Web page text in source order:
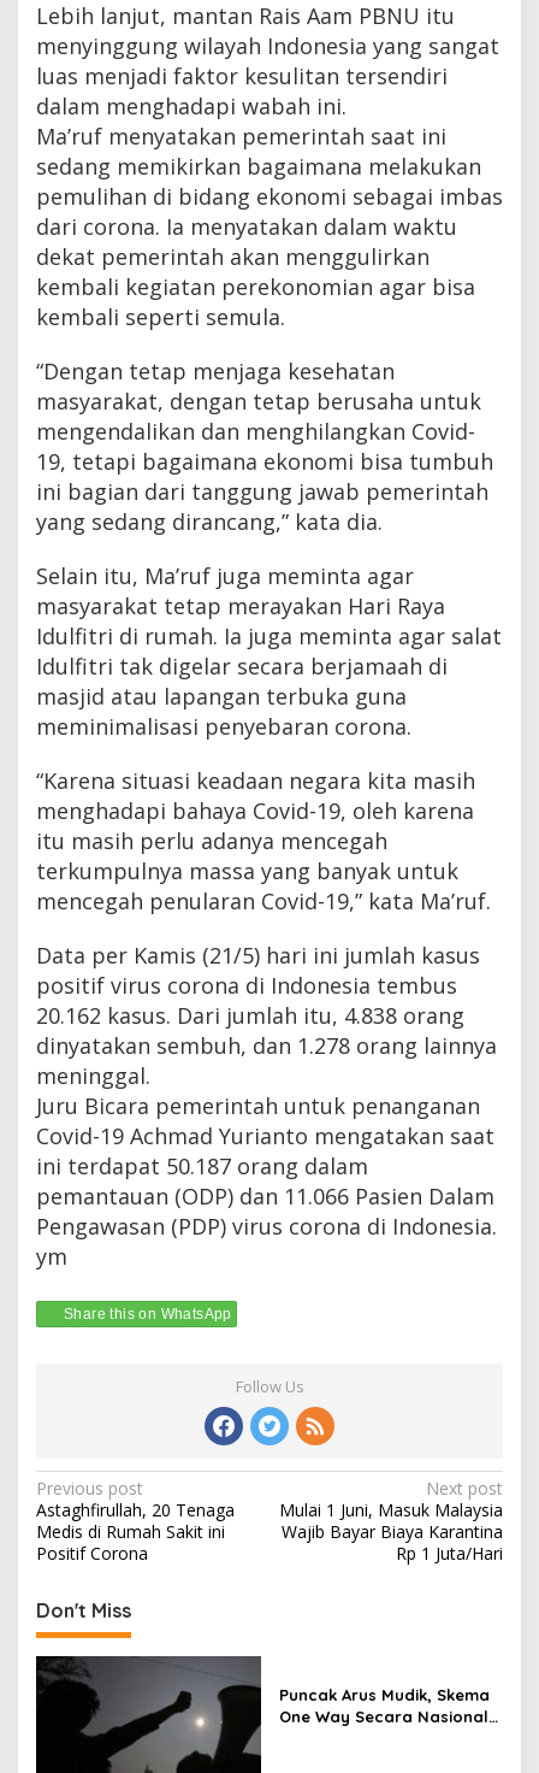
Lebih lanjut, mantan Rais Aam PBNU itu
menyinggung wilayah Indonesia yang sangat
luas menjadi faktor kesulitan tersendiri
dalam menghadapi wabah ini.
Ma’ruf menyatakan pemerintah saat ini
sedang memikirkan bagaimana melakukan
pemulihan di bidang ekonomi sebagai imbas
dari corona. Ia menyatakan dalam waktu
dekat pemerintah akan menggulirkan
kembali kegiatan perekonomian agar bisa
kembali seperti semula.
“Dengan tetap menjaga kesehatan
masyarakat, dengan tetap berusaha untuk
mengendalikan dan menghilangkan Covid-
19, tetapi bagaimana ekonomi bisa tumbuh
ini bagian dari tanggung jawab pemerintah
yang sedang dirancang,” kata dia.
Selain itu, Ma’ruf juga meminta agar
masyarakat tetap merayakan Hari Raya
Idulfitri di rumah. Ia juga meminta agar salat
Idulfitri tak digelar secara berjamaah di
masjid atau lapangan terbuka guna
meminimalisasi penyebaran corona.
“Karena situasi keadaan negara kita masih
menghadapi bahaya Covid-19, oleh karena
itu masih perlu adanya mencegah
terkumpulnya massa yang banyak untuk
mencegah penularan Covid-19,” kata Ma’ruf.
Data per Kamis (21/5) hari ini jumlah kasus
positif virus corona di Indonesia tembus
20.162 kasus. Dari jumlah itu, 4.838 orang
dinyatakan sembuh, dan 1.278 orang lainnya
meninggal.
Juru Bicara pemerintah untuk penanganan
Covid-19 Achmad Yurianto mengatakan saat
ini terdapat 50.187 orang dalam
pemantauan (ODP) dan 11.066 Pasien Dalam
Pengawasan (PDP) virus corona di Indonesia.
ym
Share this on WhatsApp
Follow Us
Post
navigation
Previous post
Astaghfirullah, 20 Tenaga
Medis di Rumah Sakit ini
Positif Corona
Next post
Mulai 1 Juni, Masuk Malaysia
Wajib Bayar Biaya Karantina
Rp 1 Juta/Hari
Don't Miss
Puncak Arus Mudik, Skema
One Way Secara Nasional